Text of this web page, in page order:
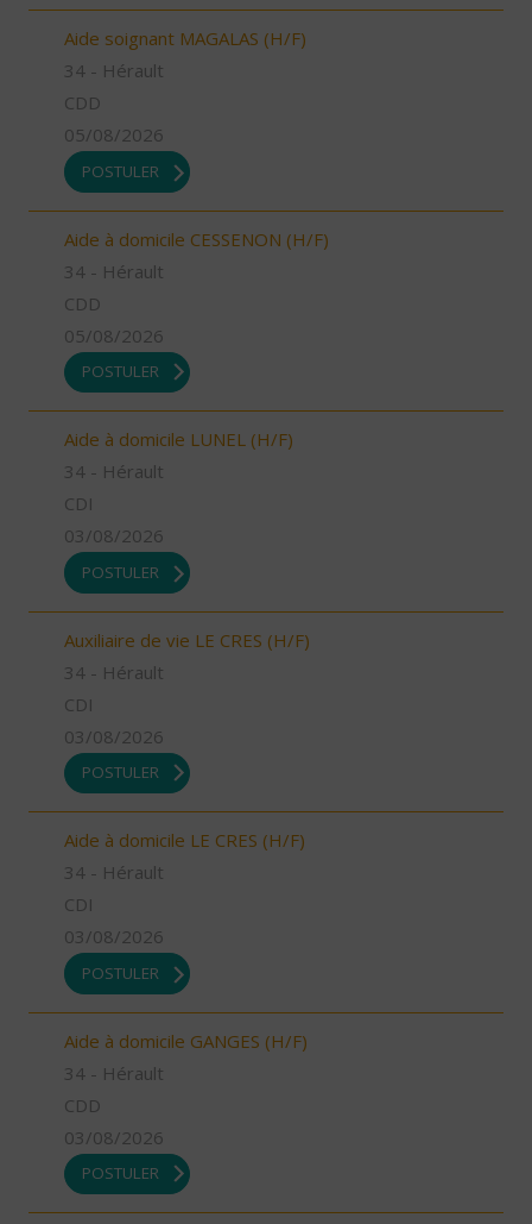
Aide soignant MAGALAS (H/F)
34 - Hérault
CDD
05/08/2026
POSTULER
Aide à domicile CESSENON (H/F)
34 - Hérault
CDD
05/08/2026
POSTULER
Aide à domicile LUNEL (H/F)
34 - Hérault
CDI
03/08/2026
POSTULER
Auxiliaire de vie LE CRES (H/F)
34 - Hérault
CDI
03/08/2026
POSTULER
Aide à domicile LE CRES (H/F)
34 - Hérault
CDI
03/08/2026
POSTULER
Aide à domicile GANGES (H/F)
34 - Hérault
CDD
03/08/2026
POSTULER